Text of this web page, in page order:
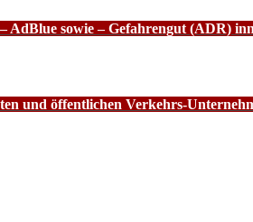
AdBlue sowie – Gefahrengut (ADR)
und öffentlichen Verkehrs-